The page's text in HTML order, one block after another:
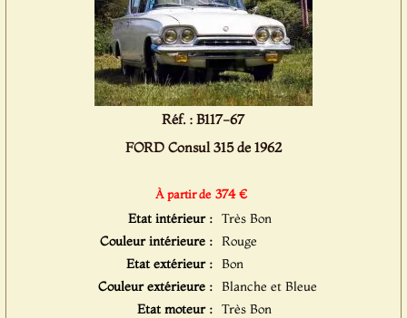
Réf. : B117-67
FORD Consul 315 de 1962
À partir de 374 €
Etat intérieur : Très Bon
Couleur intérieure : Rouge
Etat extérieur : Bon
Couleur extérieure : Blanche et Bleue
Etat moteur : Très Bon